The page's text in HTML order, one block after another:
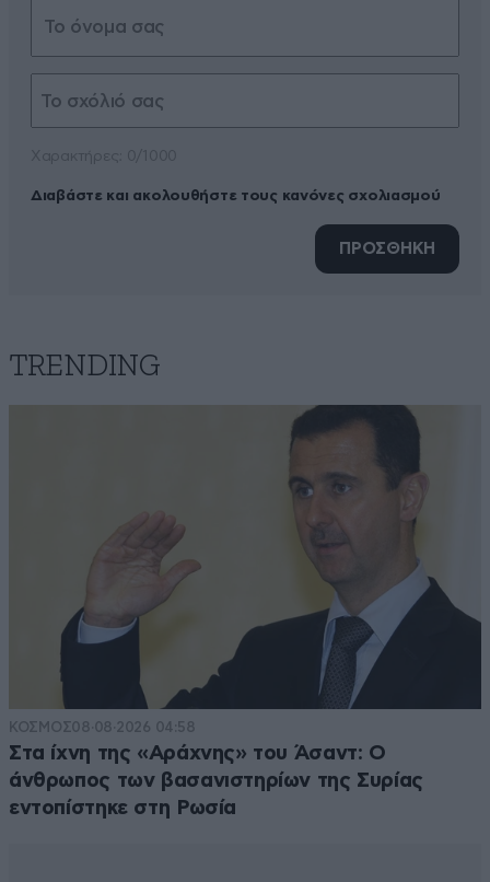
Διαβάστε και ακολουθήστε τους κανόνες σχολιασμού
ΠΡΟΣΘΗΚΗ
TRENDING
ΚΟΣΜΟΣ08·08·2026 04:58
Στα ίχνη της «Αράχνης» του Άσαντ: Ο
άνθρωπος των βασανιστηρίων της Συρίας
εντοπίστηκε στη Ρωσία